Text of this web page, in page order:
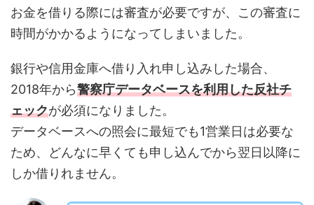
お金を借りる際には審査が必要ですが、この審査に
時間がかかるようになってしまいました。
銀行や信用金庫へ借り入れ申し込みした場合、
2018年から警察庁データベースを利用した反社チ
ェックが必須になりました。
データベースへの照会に最短でも1営業日は必要な
ため、どんなに早くても申し込んでから翌日以降に
しか借りれません。